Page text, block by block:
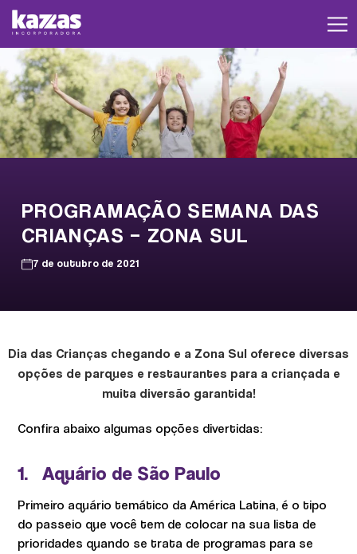
PROGRAMAÇÃO SEMANA DAS
CRIANÇAS – ZONA SUL
7 de outubro de 2021
Dia das Crianças chegando e a Zona Sul oferece diversas
opções de parques e restaurantes para a criançada e
muita diversão garantida!
Confira abaixo algumas opções divertidas:
1. Aquário de São Paulo
Primeiro aquário temático da América Latina, é o tipo
do passeio que você tem de colocar na sua lista de
prioridades quando se trata de programas para se